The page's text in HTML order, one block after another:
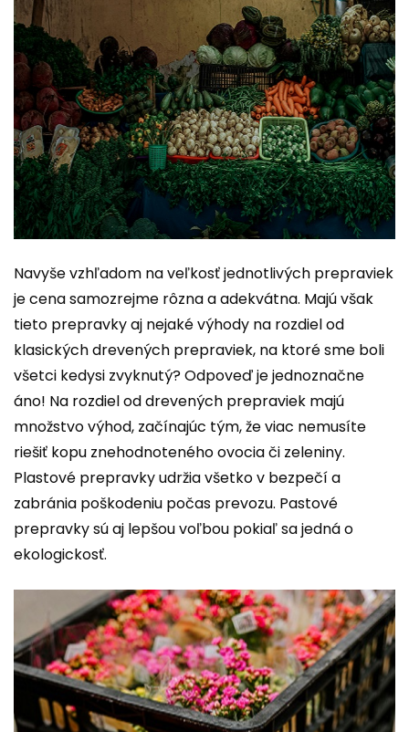
Navyše vzhľadom na veľkosť jednotlivých prepraviek
je cena samozrejme rôzna a adekvátna. Majú však
tieto prepravky aj nejaké výhody na rozdiel od
klasických drevených prepraviek, na ktoré sme boli
všetci kedysi zvyknutý? Odpoveď je jednoznačne
áno! Na rozdiel od drevených prepraviek majú
množstvo výhod, začínajúc tým, že viac nemusíte
riešiť kopu znehodnoteného ovocia či zeleniny.
Plastové prepravky udržia všetko v bezpečí a
zabránia poškodeniu počas prevozu. Pastové
prepravky sú aj lepšou voľbou pokiaľ sa jedná o
ekologickosť.